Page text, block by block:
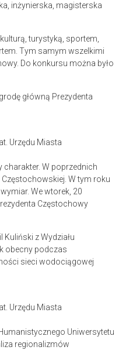
inżynierska, magisterska
turystyką, sportem,
Tym samym wszelkimi
Do konkursu można było
główną Prezydenta
Urzędu Miasta
W poprzednich
W tym roku
We wtorek, 20
Częstochowy
Kuliński z Wydziału
obecny podczas
sieci wodociągowej
Urzędu Miasta
Uniwersytetu
regionalizmów